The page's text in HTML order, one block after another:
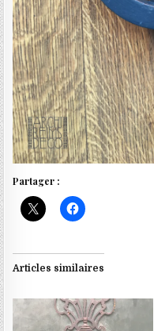
Partager :
Articles similaires